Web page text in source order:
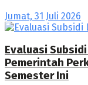
Jumat, 31 Juli 2026
Evaluasi
Pemerintah
Semester Ini